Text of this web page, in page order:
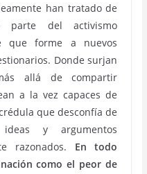
han tratado de
parte del activismo
que forme a nuevos
Donde surjan
allá de compartir
a la vez capaces de
que desconfía de
y argumentos
razonados. En todo
como el peor de